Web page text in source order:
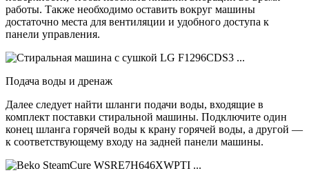
работы. Также необходимо оставить вокруг машины
достаточно места для вентиляции и удобного доступа к
панели управления.
Подача воды и дренаж
Далее следует найти шланги подачи воды, входящие в
комплект поставки стиральной машины. Подключите один
конец шланга горячей воды к крану горячей воды, а другой —
к соответствующему входу на задней панели машины.